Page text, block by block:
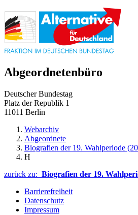
Abgeordnetenbüro
Deutscher Bundestag
Platz der Republik 1
11011 Berlin
Webarchiv
Abgeordnete
Biografien der 19. Wahlperiode
H
zurück zu: Biografien der 19.
Barrierefreiheit
Datenschutz
Impressum